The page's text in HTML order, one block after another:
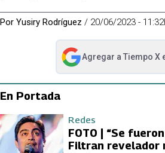
Por Yusiry Rodríguez / 20/06/2023 -
Agregar a Tiempo X
abre en nueva pestaña
En Portada
Redes
FOTO | “Se
Filtran revelador